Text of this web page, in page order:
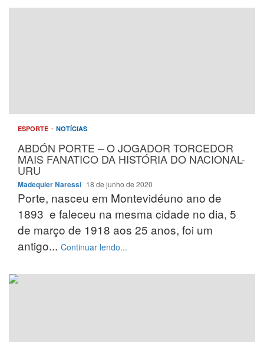
ESPORTE NOTÍCIAS
ABDÓN PORTE – O JOGADOR TORCEDOR
MAIS FANATICO DA HISTÓRIA DO NACIONAL-
URU
Madequier Naressi 18 de junho de 2020
Porte, nasceu em Montevidéuno ano de
1893 e faleceu na mesma cidade no dia, 5
de março de 1918 aos 25 anos, foi um
antigo... Continuar lendo...